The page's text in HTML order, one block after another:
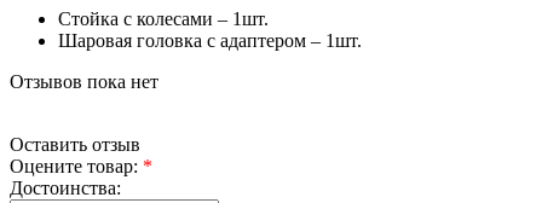
Стойка с колесами – 1шт.
Шаровая головка с адаптером – 1шт.
Отзывов пока нет
Оставить отзыв
Оцените товар: *
Достоинства: